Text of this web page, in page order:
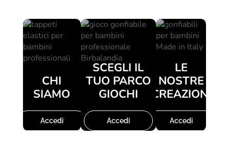
CHI
SIAMO
Accedi
SCEGLI IL
TUO PARCO
GIOCHI
Accedi
LE
NOSTRE
CREAZIONI
Accedi